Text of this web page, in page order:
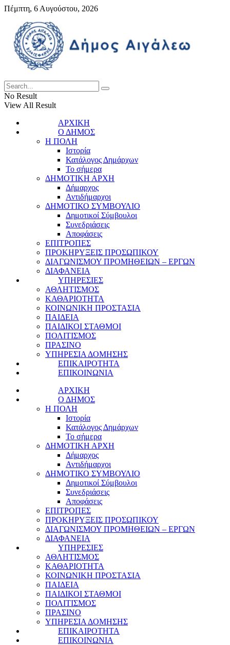
Πέμπτη, 6 Αυγούστου, 2026
No Result
View All Result
ΑΡΧΙΚΗ
Ο ΔΗΜΟΣ
Η ΠΟΛΗ
Ιστορία
Κατάλογος Δημάρχων
Το σήμερα
ΔΗΜΟΤΙΚΗ ΑΡΧΗ
Δήμαρχος
Αντιδήμαρχοι
ΔΗΜΟΤΙΚΟ ΣΥΜΒΟΥΛΙΟ
Δημοτικοί Σύμβουλοι
Συνεδριάσεις
Αποφάσεις
ΕΠΙΤΡΟΠΕΣ
ΠΡΟΚΗΡΥΞΕΙΣ ΠΡΟΣΩΠΙΚΟΥ
ΔΙΑΓΩΝΙΣΜΟΥ ΠΡΟΜΗΘΕΙΩΝ – ΕΡΓΩΝ
ΔΙΑΦΑΝΕΙΑ
ΥΠΗΡΕΣΙΕΣ
ΑΘΛΗΤΙΣΜΟΣ
ΚΑΘΑΡΙΟΤΗΤΑ
ΚΟΙΝΩΝΙΚΗ ΠΡΟΣΤΑΣΙΑ
ΠΑΙΔΕΙΑ
ΠΑΙΔΙΚΟΙ ΣΤΑΘΜΟΙ
ΠΟΛΙΤΙΣΜΟΣ
ΠΡΑΣΙΝΟ
ΥΠΗΡΕΣΙΑ ΔΟΜΗΣΗΣ
ΕΠΙΚΑΙΡΟΤΗΤΑ
ΕΠΙΚΟΙΝΩΝΙΑ
ΑΡΧΙΚΗ
Ο ΔΗΜΟΣ
Η ΠΟΛΗ
Ιστορία
Κατάλογος Δημάρχων
Το σήμερα
ΔΗΜΟΤΙΚΗ ΑΡΧΗ
Δήμαρχος
Αντιδήμαρχοι
ΔΗΜΟΤΙΚΟ ΣΥΜΒΟΥΛΙΟ
Δημοτικοί Σύμβουλοι
Συνεδριάσεις
Αποφάσεις
ΕΠΙΤΡΟΠΕΣ
ΠΡΟΚΗΡΥΞΕΙΣ ΠΡΟΣΩΠΙΚΟΥ
ΔΙΑΓΩΝΙΣΜΟΥ ΠΡΟΜΗΘΕΙΩΝ – ΕΡΓΩΝ
ΔΙΑΦΑΝΕΙΑ
ΥΠΗΡΕΣΙΕΣ
ΑΘΛΗΤΙΣΜΟΣ
ΚΑΘΑΡΙΟΤΗΤΑ
ΚΟΙΝΩΝΙΚΗ ΠΡΟΣΤΑΣΙΑ
ΠΑΙΔΕΙΑ
ΠΑΙΔΙΚΟΙ ΣΤΑΘΜΟΙ
ΠΟΛΙΤΙΣΜΟΣ
ΠΡΑΣΙΝΟ
ΥΠΗΡΕΣΙΑ ΔΟΜΗΣΗΣ
ΕΠΙΚΑΙΡΟΤΗΤΑ
ΕΠΙΚΟΙΝΩΝΙΑ